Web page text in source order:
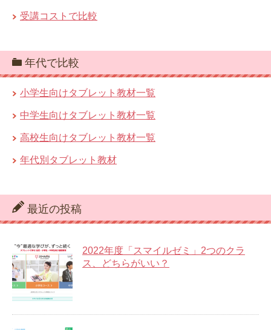
受講コストで比較
年代で比較
小学生向けタブレット教材一覧
中学生向けタブレット教材一覧
高校生向けタブレット教材一覧
年代別タブレット教材
最近の投稿
2022年度「スマイルゼミ」2つのクラ
ス、どちらがいい？